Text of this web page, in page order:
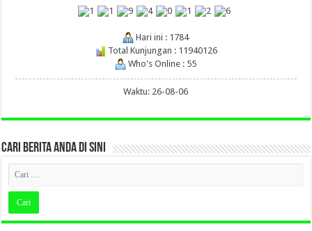
Hari ini : 1784
Total Kunjungan : 11940126
Who's Online : 55
Waktu: 26-08-06
CARI BERITA ANDA DI SINI